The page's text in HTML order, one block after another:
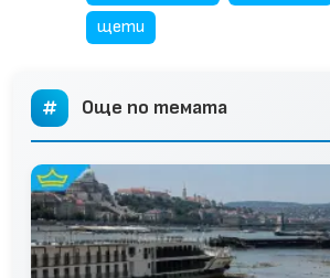
щети
Още по темата